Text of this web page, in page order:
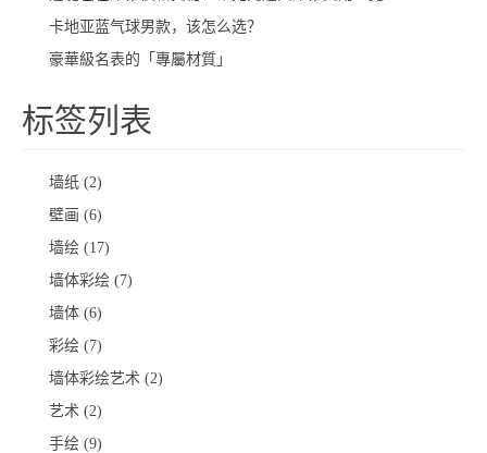
卡地亚蓝气球男款，该怎么选？
豪華級名表的「專屬材質」
标签列表
墙纸 (2)
壁画 (6)
墙绘 (17)
墙体彩绘 (7)
墙体 (6)
彩绘 (7)
墙体彩绘艺术 (2)
艺术 (2)
手绘 (9)